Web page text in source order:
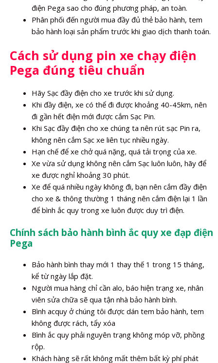
điện Pega sao cho đúng phương pháp, an toàn.
Phân phối đến người mua đầy đủ thẻ bảo hành, tem
bảo hành loại sản phẩm trước khi giao dịch thanh toán.
Cách sử dụng pin xe chạy điện
Pega đúng tiêu chuẩn
Hãy Sạc đầy điện cho xe trước khi sử dụng.
Khi đầy điện, xe có thể đi được khoảng 40-45km, nên
đi gần hết điện mới được cắm Sạc Pin.
Khi Sạc đầy điện cho xe chúng ta nên rút sạc Pin ra,
không nên cắm Sạc xe liên tục nhiều ngày.
Hạn chế để xe chở quá nặng, quá tải trọng của xe.
Xe vừa sử dụng không nên cắm Sạc luôn luôn, hãy để
xe được nghỉ khoảng 30 phút.
Xe để quá nhiều ngày không đi, bạn nên cắm đầy điện
cho xe & thông thường 1 tháng nên cắm điện lại 1 lần
để bình ắc quy trong xe luôn được duy trì điện.
Chính sách bảo hành bình ắc quy xe đạp điện
Pega
Bảo hành bình thay mới 1 thay thế 1 trong 15 tháng,
kể từ ngày lắp đặt.
Người mua hàng chỉ cần alo, báo hiện trạng xe, nhân
viên sửa chữa sẽ qua tận nhà bảo hành bình.
Bình acquy ở chúng tôi được dán tem bảo hành, tem
không được rách, tẩy xóa
Bình ắc quy phải nguyên trạng không móp vỡ, phồng
rộp.
Khách hàng sẽ rất không mất thêm bất kỳ phí phát